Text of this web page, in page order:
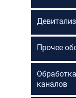
Прочее
каналов